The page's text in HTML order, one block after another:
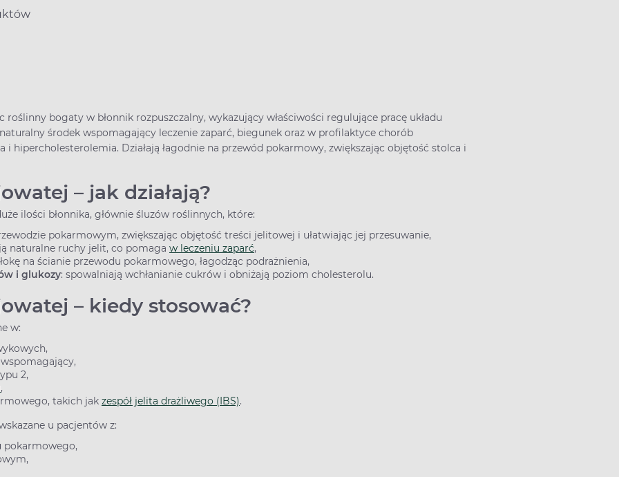
bogaty w błonnik rozpuszczalny, wykazujący właściwości regulujące pracę układu
środek wspomagający leczenie zaparć, biegunek oraz w profilaktyce chorób
hipercholesterolemia. Działają łagodnie na przewód pokarmowy, zwiększając objętość stolca i
– jak działają?
ilości błonnika, głównie śluzów roślinnych, które:
pokarmowym, zwiększając objętość treści jelitowej i ułatwiając jej przesuwanie,
naturalne ruchy jelit, co pomaga w leczeniu zaparć,
na ścianie przewodu pokarmowego, łagodząc podrażnienia,
i glukozy: spowalniają wchłanianie cukrów i obniżają poziom cholesterolu.
– kiedy stosować?
w:
2,
,
takich jak zespół jelita drażliwego (IBS).
u pacjentów z:
pokarmowego,